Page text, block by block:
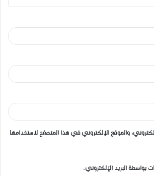
والموقع الإلكتروني في هذا المتصفح لاستخدامها
بواسطة البريد الإلكتروني.